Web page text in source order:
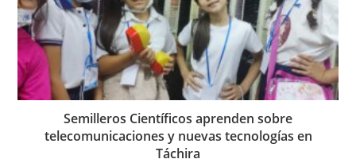
Semilleros Científicos aprenden sobre
telecomunicaciones y nuevas tecnologías en
Táchira